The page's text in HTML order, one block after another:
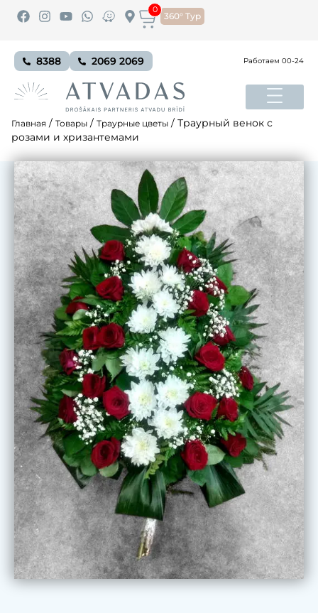
360° Тур
0
8388 2069 2069 Работаем 00-24
Главная / Товары / Траурные цветы / Траурный венок с
розами и хризантемами